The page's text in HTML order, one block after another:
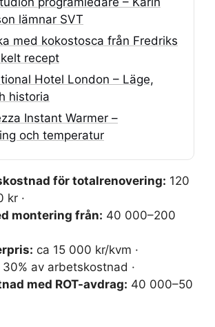
lämnar SVT
med kokostosca från Fredriks
recept
Hotel London – Läge,
historia
Instant Warmer –
och temperatur
för totalrenovering: 120
kr ·
montering från: 40 000–200
ca 15 000 kr/kvm ·
30% av arbetskostnad ·
med ROT-avdrag: 40 000–50